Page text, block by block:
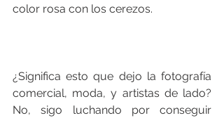
color rosa con los cerezos.
¿Significa esto que dejo la fotografía
comercial, moda, y artistas de lado?
No, sigo luchando por conseguir